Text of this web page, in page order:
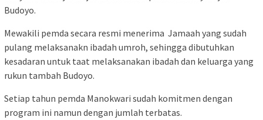
Budoyo.
Mewakili pemda secara resmi menerima Jamaah yang sudah
pulang melaksanakn ibadah umroh, sehingga dibutuhkan
kesadaran untuk taat melaksanakan ibadah dan keluarga yang
rukun tambah Budoyo.
Setiap tahun pemda Manokwari sudah komitmen dengan
program ini namun dengan jumlah terbatas.